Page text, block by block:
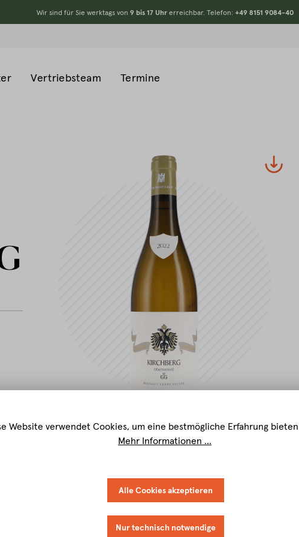
Wir sind für Sie werktags von 9 bis 17 Uhrerreichbar. Telefon: +49 8151 9084-40
Vertriebsteam Termine
#
Website verwendet Cookies, um eine bestmögliche Erfahrung
Mehr Informationen ...
Alle Cookies akzeptieren
Nur technisch notwendige